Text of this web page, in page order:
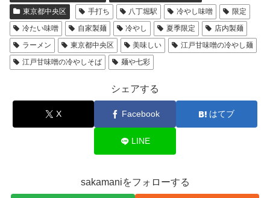
東京都中央区 手打ち 八丁堀駅 冷やし味噌
限定
冷たい味噌
自家製麺 冷やし 夏季限定
店内製麺
ラーメン
東京都中央区 美味しい
江戸甘味噌の冷やし麺
江戸甘味噌の冷やしそば
麺や七彩
シェアする
X Facebook はてブ
LINE
sakamaniをフォローする